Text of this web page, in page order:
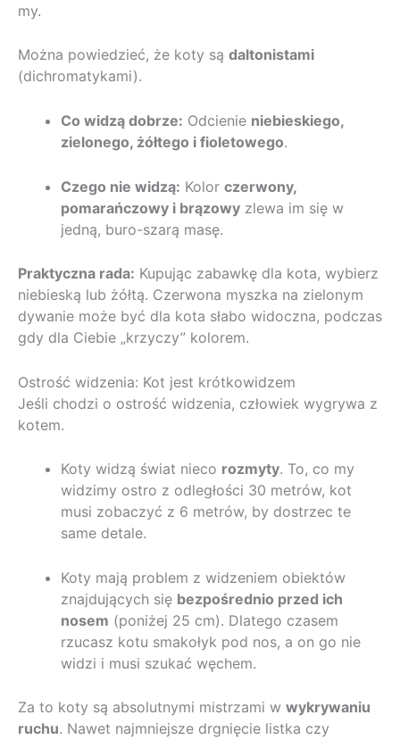
my.
Można powiedzieć, że koty są daltonistami
(dichromatykami).
Co widzą dobrze: Odcienie niebieskiego,
zielonego, żółtego i fioletowego.
Czego nie widzą: Kolor czerwony,
pomarańczowy i brązowy zlewa im się w
jedną, buro-szarą masę.
Praktyczna rada: Kupując zabawkę dla kota, wybierz
niebieską lub żółtą. Czerwona myszka na zielonym
dywanie może być dla kota słabo widoczna, podczas
gdy dla Ciebie „krzyczy” kolorem.
Ostrość widzenia: Kot jest krótkowidzem
Jeśli chodzi o ostrość widzenia, człowiek wygrywa z
kotem.
Koty widzą świat nieco rozmyty. To, co my
widzimy ostro z odległości 30 metrów, kot
musi zobaczyć z 6 metrów, by dostrzec te
same detale.
Koty mają problem z widzeniem obiektów
znajdujących się bezpośrednio przed ich
nosem (poniżej 25 cm). Dlatego czasem
rzucasz kotu smakołyk pod nos, a on go nie
widzi i musi szukać węchem.
Za to koty są absolutnymi mistrzami w wykrywaniu
ruchu. Nawet najmniejsze drgnięcie listka czy